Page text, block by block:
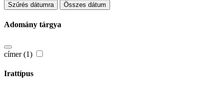
Szűrés dátumra Összes dátum
Adomány tárgya
címer (1)
Irattípus